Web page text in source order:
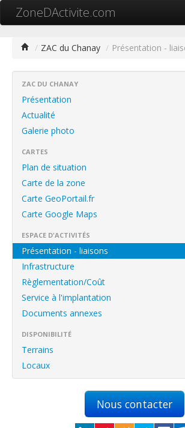
ZoneDActivite.com
Cartographie ZA
Référencer ma zone
Contact
Mon ZA.com
中文
English
Français
Connexion
/ ZAC du Chanay / Présentation -
ZAC DU CHANAY
Présentation
Actualité
Galerie photo
CARTES
Plan de situation
Carte de la zone
Carte GeoPortail.fr
Carte Google Maps
ESPACE D'ACTIVITÉS
Présentation - liaisons
Infrastructure
Règlementation/Coût
Service à l'implantation
Documents annexes
DISPONIBILITÉ
Terrains
Locaux
Nous contacter